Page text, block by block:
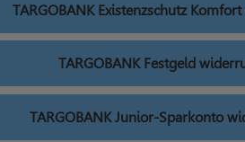
TARGOBANK Existenzschutz
TARGOBANK Festgeld
TARGOBANK Junior-Sparkonto